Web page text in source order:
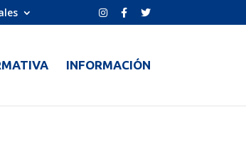
INFORMACIÓN